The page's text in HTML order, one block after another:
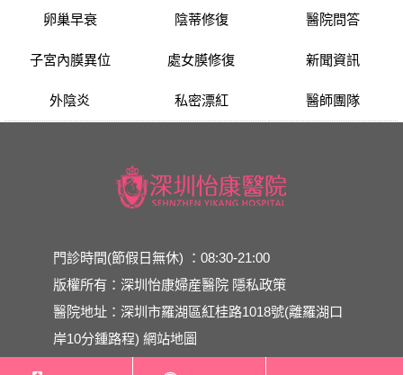
卵巢早衰
子宮內膜異位
外陰炎
陰蒂修復
處女膜修復
私密漂紅
醫院問答
新聞資訊
醫師團隊
門診時間(節假日無休) ：08:30-21:00
版權所有：深圳怡康婦産醫院 隱私政策
醫院地址：深圳市羅湖區紅桂路1018號(離羅湖口
岸10分鍾路程)網站地圖